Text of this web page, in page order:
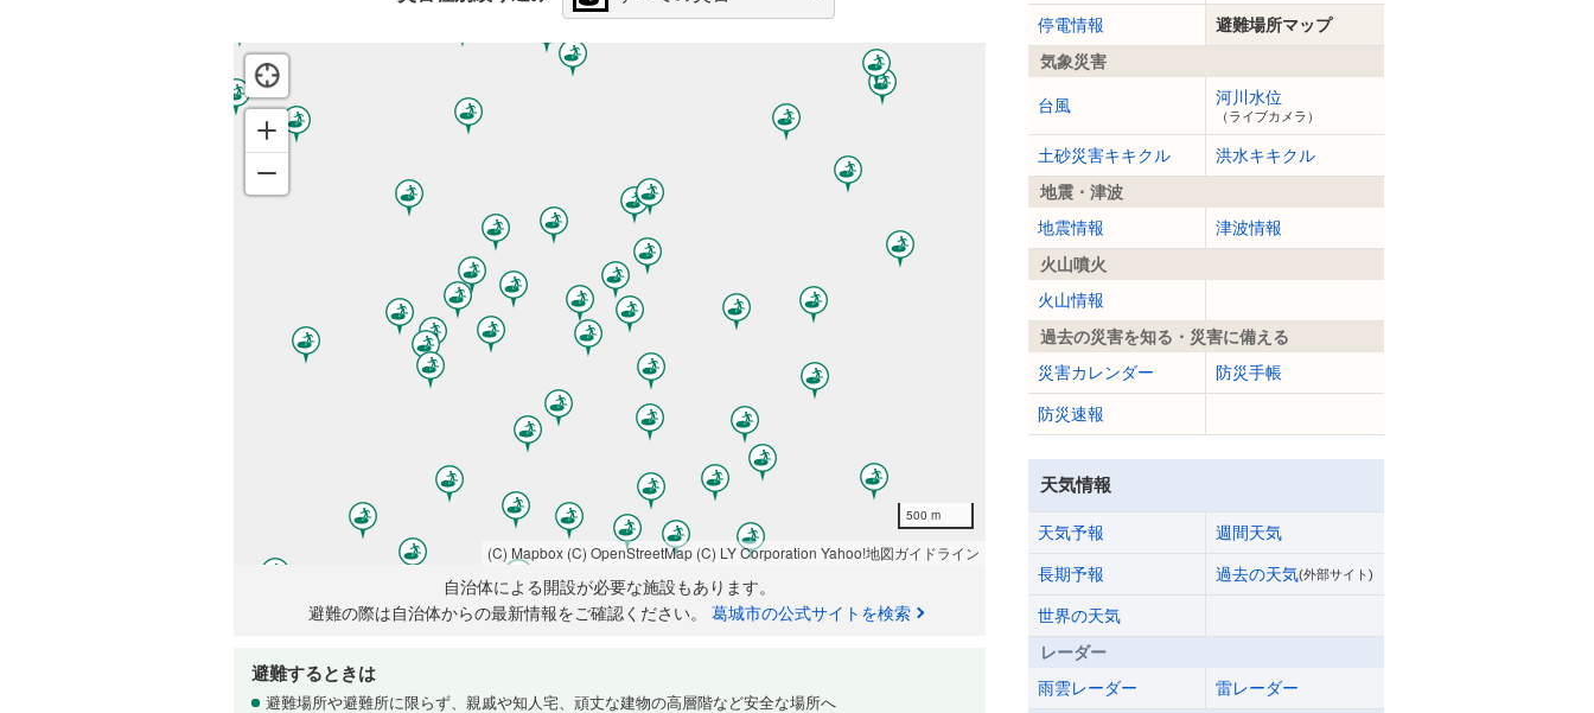
500 m
(C) Mapbox (C) OpenStreetMap (C) LY Corporation Yahoo!地図ガイドライン
自治体による開設が必要な施設もあります。
避難の際は自治体からの最新情報をご確認ください。 葛城市の公式サイトを検索
避難するときは
避難場所や避難所に限らず、親戚や知人宅、頑丈な建物の高層階など安全な場所へ
停電情報
避難場所マップ
気象災害
台風 河川水位
（ライブカメラ）
土砂災害キキクル
洪水キキクル
地震・津波
地震情報
津波情報
火山噴火
火山情報
過去の災害を知る・災害に備える
災害カレンダー
防災手帳
防災速報
天気情報
天気予報 週間天気
長期予報 過去の天気(外部サイト)
世界の天気
レーダー
雨雲レーダー
雷レーダー